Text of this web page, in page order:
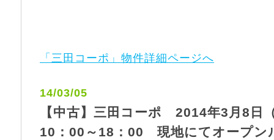
「三田コーポ」物件詳細ページへ
14/03/05
【中古】三田コーポ 2014年3月8日
10：00～18：00 現地にてオープン